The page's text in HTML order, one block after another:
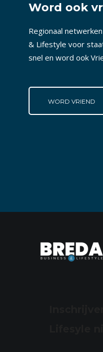
Word ook
Regionaal
& Lifestyle voor
snel en word ook
WORD VRIEND